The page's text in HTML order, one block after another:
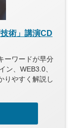
術」講演CD
ーワードが早分
ン、WEB3.0、
りやすく解説し